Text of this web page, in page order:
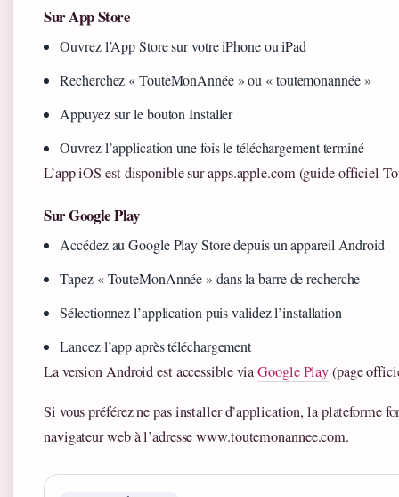
Sur App Store
Ouvrez l’App Store sur votre iPhone ou iPad
Recherchez « TouteMonAnnée » ou « toutemonannée »
Appuyez sur le bouton Installer
Ouvrez l’application une fois le téléchargement terminé
L’app iOS est disponible sur apps.apple.com (guide officiel
Sur Google Play
Accédez au Google Play Store depuis un appareil Android
Tapez « TouteMonAnnée » dans la barre de recherche
Sélectionnez l’application puis validez l’installation
Lancez l’app après téléchargement
La version Android est accessible viaGoogle Play(page
Si vous préférez ne pas installer d’application, la plateforme
navigateur web à l’adresse www.toutemonannee.com.